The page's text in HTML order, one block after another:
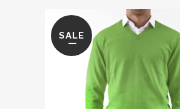
SALE